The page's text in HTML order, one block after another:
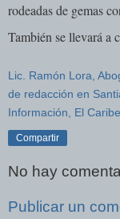
rodeadas de gemas
También se llevará a
Lic. Ramón Lora,
de redacción en
Información, El
Compartir
No hay
Publicar un